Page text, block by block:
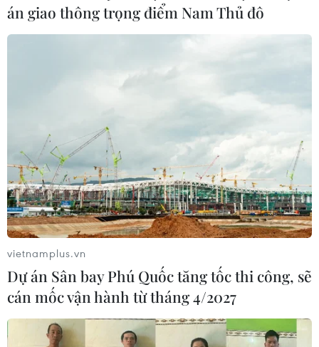
Khu kinh tế Vân Đồn sẽ có thêm dự án du
lịch, dịch vụ mới khởi công
11/05/2020 08:09
Tại Khu kinh tế Vân Đồn, ngoài dự án Cảng Hàng
không quốc tế Vân Đồn đã hoàn thành, đưa vào khai
án giao thông trọng điểm Nam Thủ đô
vietnamplus.vn
Dự án Sân bay Phú Quốc tăng tốc thi công, sẽ
cán mốc vận hành từ tháng 4/2027